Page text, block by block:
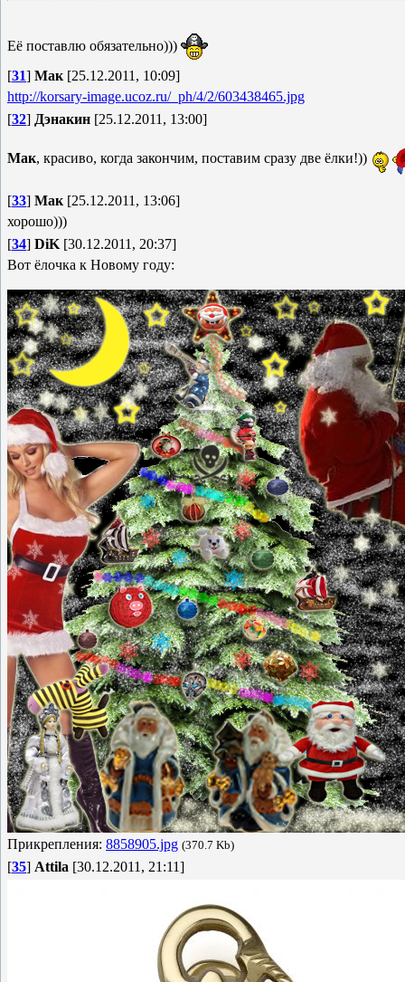
Её поставлю обязательно)))
[31] Мак [25.12.2011, 10:09]
http://korsary-image.ucoz.ru/_ph/4/2/603438465.jpg
[32] Дэнакин [25.12.2011, 13:00]
Мак, красиво, когда закончим, поставим сразу две ёлки!))
[33] Мак [25.12.2011, 13:06]
хорошо)))
[34] DiK [30.12.2011, 20:37]
Вот ёлочка к Новому году:
Прикрепления: 8858905.jpg (370.7 Kb)
[35] Attila [30.12.2011, 21:11]